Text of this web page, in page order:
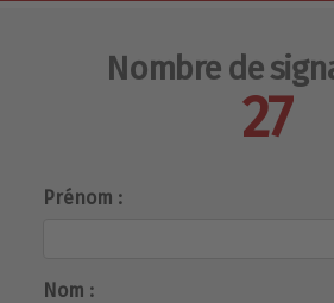
Nombre de
27
Prénom :
Nom :